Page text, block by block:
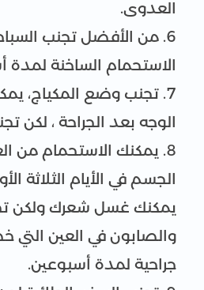
العدوى.
من الأفضل تجنب
الاستحمام الساخنة لمدة
تجنب وضع المكياج،
الوجه بعد الجراحة ، لكن
يمكنك الاستحمام من
الجسم في الأيام الثلاثة
يمكنك غسل شعرك ولكن
والصابون في العين التي
جراحية لمدة أسبوعين.